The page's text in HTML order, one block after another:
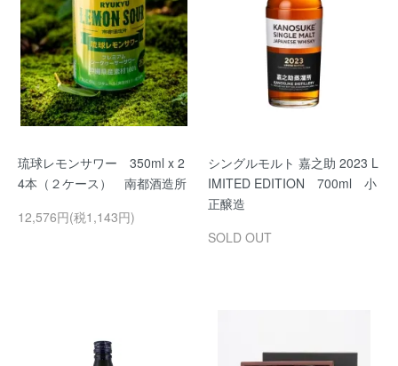
琉球レモンサワー 350ml x 2
4本（２ケース） 南都酒造所
12,576円(税1,143円)
シングルモルト 嘉之助 2023 L
IMITED EDITION 700ml 小
正醸造
SOLD OUT